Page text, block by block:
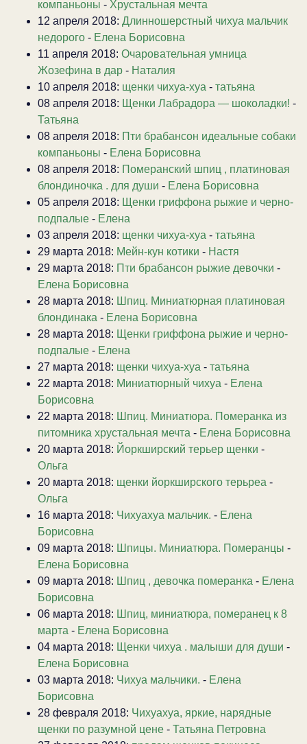
компаньоны - Хрустальная мечта
12 апреля 2018: Длинношерстный чихуа мальчик
недорого - Елена Борисовна
11 апреля 2018: Очаровательная умница
Жозефина в дар - Наталия
10 апреля 2018: щенки чихуа-хуа - татьяна
08 апреля 2018: Щенки Лабрадора — шоколадки! -
Татьяна
08 апреля 2018: Пти брабансон идеальные собаки
компаньоны - Елена Борисовна
08 апреля 2018: Померанский шпиц , платиновая
блондиночка . для души - Елена Борисовна
05 апреля 2018: Щенки гриффона рыжие и черно-
подпалые - Елена
03 апреля 2018: щенки чихуа-хуа - татьяна
29 марта 2018: Мейн-кун котики - Настя
29 марта 2018: Пти брабансон рыжие девочки -
Елена Борисовна
28 марта 2018: Шпиц. Миниатюрная платиновая
блондинака - Елена Борисовна
28 марта 2018: Щенки гриффона рыжие и черно-
подпалые - Елена
27 марта 2018: щенки чихуа-хуа - татьяна
22 марта 2018: Миниатюрный чихуа - Елена
Борисовна
22 марта 2018: Шпиц. Миниатюра. Померанка из
питомника хрустальная мечта - Елена Борисовна
20 марта 2018: Йоркширский терьер щенки -
Ольга
20 марта 2018: щенки йоркширского терьреа -
Ольга
16 марта 2018: Чихуахуа мальчик. - Елена
Борисовна
09 марта 2018: Шпицы. Миниатюра. Померанцы -
Елена Борисовна
09 марта 2018: Шпиц , девочка померанка - Елена
Борисовна
06 марта 2018: Шпиц, миниатюра, померанец к 8
марта - Елена Борисовна
04 марта 2018: Щенки чихуа . малыши для души -
Елена Борисовна
03 марта 2018: Чихуа мальчики. - Елена
Борисовна
28 февраля 2018: Чихуахуа, яркие, нарядные
щенки по разумной цене - Татьяна Петровна